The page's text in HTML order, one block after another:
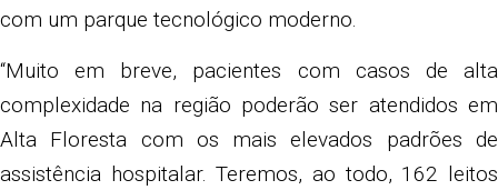
com um parque tecnológico moderno.
“Muito em breve, pacientes com casos de alta
complexidade na região poderão ser atendidos em
Alta Floresta com os mais elevados padrões de
assistência hospitalar. Teremos, ao todo, 162 leitos